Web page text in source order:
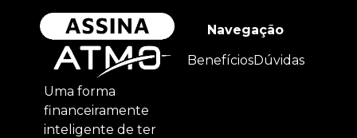
Uma forma
financeiramente
inteligente de ter
Navegação
BenefíciosDúvidas